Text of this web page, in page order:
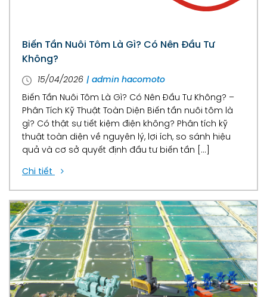
Biến Tần Nuôi Tôm Là Gì? Có Nên Đầu Tư
Không?
15/04/2026 | admin hacomoto
Biến Tần Nuôi Tôm Là Gì? Có Nên Đầu Tư Không? –
Phân Tích Kỹ Thuật Toàn Diện Biến tần nuôi tôm là
gì? Có thật sự tiết kiệm điện không? Phân tích kỹ
thuật toàn diện về nguyên lý, lợi ích, so sánh hiệu
quả và cơ sở quyết định đầu tư biến tần […]
Chi tiết